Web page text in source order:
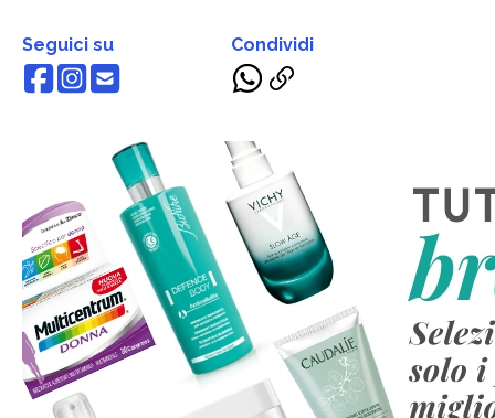
Seguici su Condividi